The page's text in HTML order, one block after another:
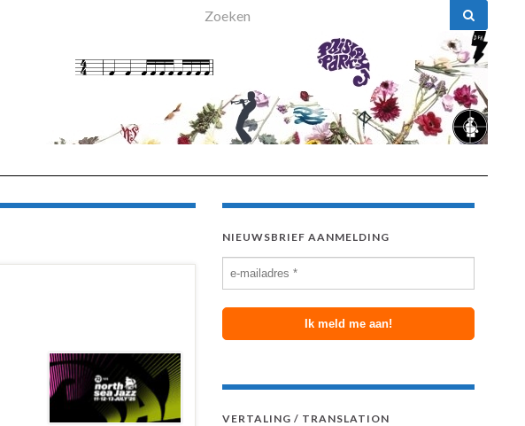
Search for:
NIEUWSBRIEF AANMELDING
VERTALING / TRANSLATION